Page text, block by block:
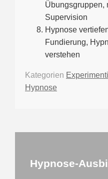
Übungsgruppen,
Supervision
Hypnose
Fundierung,
verstehen
Kategorien
Hypnose
Hypnose-